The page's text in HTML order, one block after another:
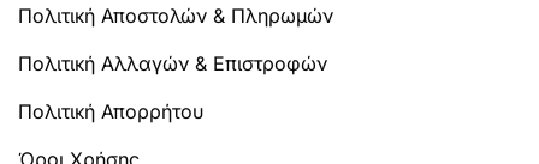
Πολιτική Αποστολών & Πληρωμών
Πολιτική Αλλαγών & Επιστροφών
Πολιτική Απορρήτου